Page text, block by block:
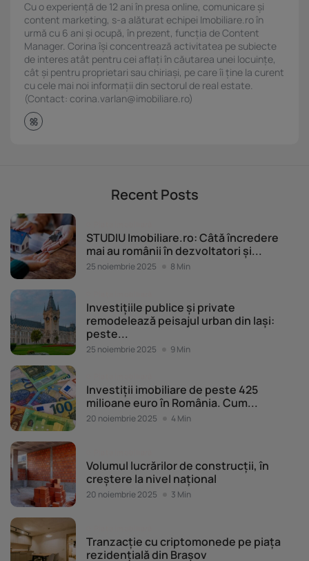
Cu o experiență de 12 ani în presa online, comunicare și
content marketing, s-a alăturat echipei Imobiliare.ro în
urmă cu 6 ani și ocupă, în prezent, funcția de Content
Manager. Corina își concentrează activitatea pe subiecte
de interes atât pentru cei aflați în căutarea unei locuințe,
cât și pentru proprietari sau chiriași, pe care îi ține la curent
cu cele mai noi informații din sectorul de real estate.
(Contact: corina.varlan@imobiliare.ro)
Recent Posts
STUDIU Imobiliare.ro: Câtă încredere
mai au românii în dezvoltatori și...
25 noiembrie 2025 8 Min
Investițiile publice și private
remodelează peisajul urban din Iași:
peste...
25 noiembrie 2025 9 Min
Investiții imobiliare de peste 425
milioane euro în România. Cum...
20 noiembrie 2025 4 Min
Volumul lucrărilor de construcții, în
creștere la nivel național
20 noiembrie 2025 3 Min
Tranzacție cu criptomonede pe piața
rezidențială din Brașov